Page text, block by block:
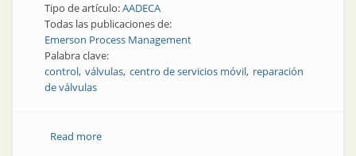
Tipo de artículo:AADECA
Todas las publicaciones de:
Emerson Process Management
Palabra clave:
control válvulas centro de servicios móvil reparación
de válvulas
Read moreabout Elementos finales de control | Nuevo centro